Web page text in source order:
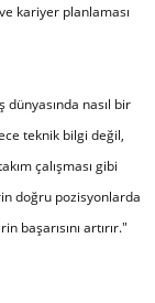
kariyer planlaması
nasıl bir
teknik bilgi değil,
çalışması gibi
doğru pozisyonlarda
başarısını artırır."